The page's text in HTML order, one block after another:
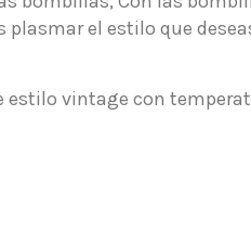
plasmar el estilo que
vintage con